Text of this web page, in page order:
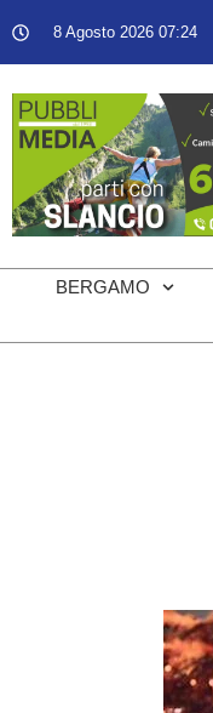
8 Agosto 2026 07:24
BERGAMO